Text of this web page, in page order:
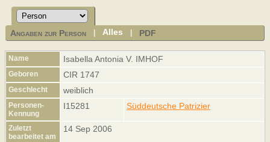
Angaben zur Person |Alles PDF
Name Isabella Antonia V. IMHOF
Geboren CIR 1747
Geschlecht weiblich
Personen-
Kennung
I15281 Süddeutsche Patrizier
Zuletzt
bearbeitet am
14 Sep 2006